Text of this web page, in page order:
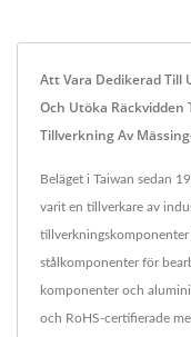
Att Vara Dedikerad Till
Och Utöka
Tillverkning Av
Beläget i Taiwan sedan
varit en tillverkare av
tillverkningskomponenter
stålkomponenter för
komponenter och
och RoHS-certifierade